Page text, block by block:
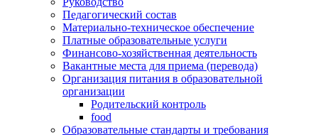
Педагогический состав
Материально-техническое обеспечение
Платные образовательные услуги
Финансово-хозяйственная деятельность
Вакантные места для приема (перевода)
Организация питания в образовательной
организации
Родительский контроль
food
Образовательные стандарты и требования